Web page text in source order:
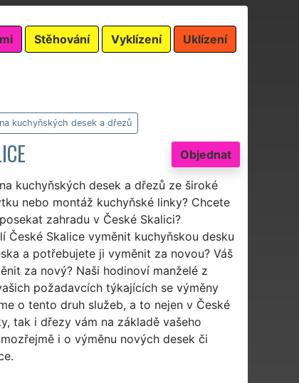
Stěhování Vyklízení Uklízení
kuchyňských desek a dřezů
Objednat
kuchyňských desek a dřezů ze široké
nebo montáž kuchyňské linky? Chcete
zahradu v České Skalici?
Skalice vyměnit kuchyňskou desku
a potřebujete ji vyměnit za novou? Váš
za nový? Naši hodinoví manželé z
požadavcích týkajících se výměny
o tento druh služeb, a to nejen v České
tak i dřezy vám na základě vašeho
i o výměnu nových desek či